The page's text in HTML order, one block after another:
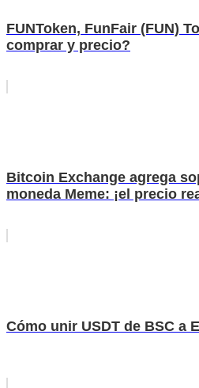
FUNToken, FunFair (FUN)
comprar y precio?
Bitcoin Exchange agrega
moneda Meme: ¡el precio
Cómo unir USDT de BSC a